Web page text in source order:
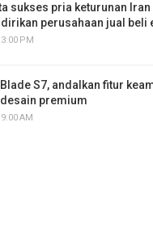
sukses pria keturunan Iran
perusahaan jual beli
PM
Blade S7, andalkan fitur
premium
AM